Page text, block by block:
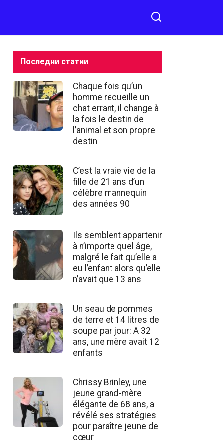
Последни статии
Chaque fois qu’un
homme recueille un
chat errant, il change à
la fois le destin de
l’animal et son propre
destin
C’est la vraie vie de la
fille de 21 ans d’un
célèbre mannequin
des années 90
Ils semblent appartenir
à n’importe quel âge,
malgré le fait qu’elle a
eu l’enfant alors qu’elle
n’avait que 13 ans
Un seau de pommes
de terre et 14 litres de
soupe par jour: A 32
ans, une mère avait 12
enfants
Chrissy Brinley, une
jeune grand-mère
élégante de 68 ans, a
révélé ses stratégies
pour paraître jeune de
cœur